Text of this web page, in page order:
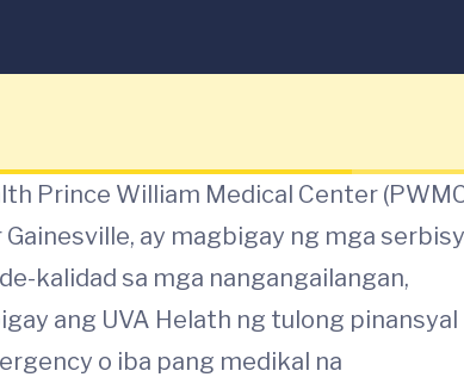
Prince William Medical Center
ay magbigay ng mga
kalidad sa mga nangangailangan,
ang UVA Helath ng tulong pinansyal
o iba pang medikal na